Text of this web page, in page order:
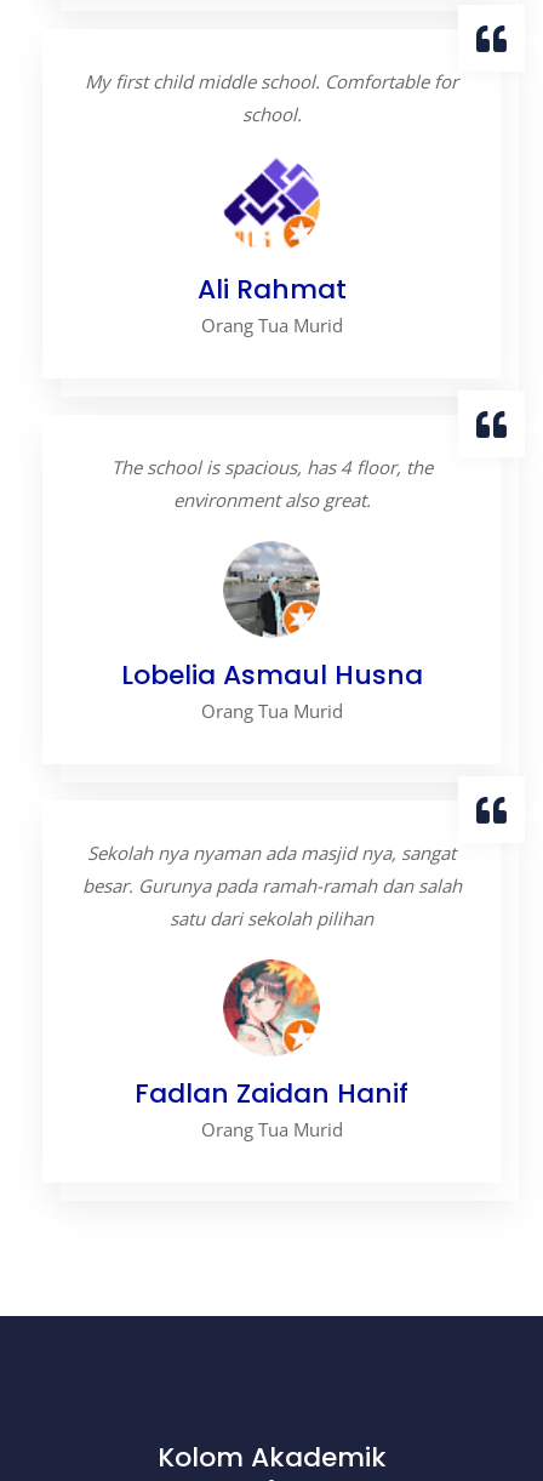
My first child middle school. Comfortable for
school.
Ali Rahmat
Orang Tua Murid
The school is spacious, has 4 floor, the
environment also great.
Lobelia Asmaul Husna
Orang Tua Murid
Sekolah nya nyaman ada masjid nya, sangat
besar. Gurunya pada ramah-ramah dan salah
satu dari sekolah pilihan
Fadlan Zaidan Hanif
Orang Tua Murid
Kolom Akademik